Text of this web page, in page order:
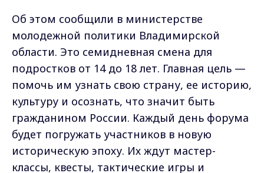
Об этом сообщили в министерстве
молодежной политики Владимирской
области. Это семидневная смена для
подростков от 14 до 18 лет. Главная цель —
помочь им узнать свою страну, ее историю,
культуру и осознать, что значит быть
гражданином России. Каждый день форума
будет погружать участников в новую
историческую эпоху. Их ждут мастер-
классы, квесты, тактические игры и